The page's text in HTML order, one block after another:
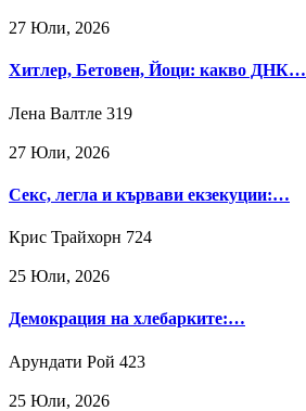
27 Юли, 2026
Хитлер, Бетовен, Йоци: какво ДНК…
Лена Валтле 319
27 Юли, 2026
Секс, легла и кървави екзекуции:…
Крис Трайхорн 724
25 Юли, 2026
Демокрация на хлебарките:…
Арундати Рой 423
25 Юли, 2026